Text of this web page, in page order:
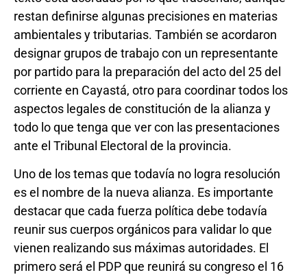
restan definirse algunas precisiones en materias
ambientales y tributarias. También se acordaron
designar grupos de trabajo con un representante
por partido para la preparación del acto del 25 del
corriente en Cayastá, otro para coordinar todos los
aspectos legales de constitución de la alianza y
todo lo que tenga que ver con las presentaciones
ante el Tribunal Electoral de la provincia.
Uno de los temas que todavía no logra resolución
es el nombre de la nueva alianza. Es importante
destacar que cada fuerza política debe todavía
reunir sus cuerpos orgánicos para validar lo que
vienen realizando sus máximas autoridades. El
primero será el PDP que reunirá su congreso el 16